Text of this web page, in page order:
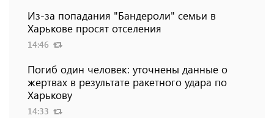
Из-за попадания "Бандероли" семьи в
Харькове просят отселения
14:46
Погиб один человек: уточнены данные о
жертвах в результате ракетного удара по
Харькову
14:33